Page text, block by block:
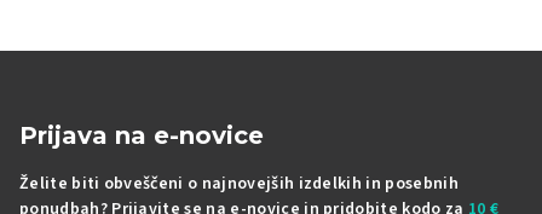
Prijava na e-novice
Želite biti obveščeni o najnovejših izdelkih in posebnih
ponudbah? Prijavite se na e-novice in pridobite kodo za 10 €